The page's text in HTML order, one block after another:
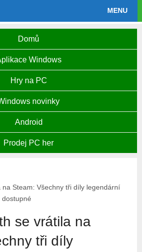
MENU
Domů
Windows
Hry na PC
novinky
Android
Prodej PC her
na Steam: Všechny tři díly legendární
se vrátila na
tři díly